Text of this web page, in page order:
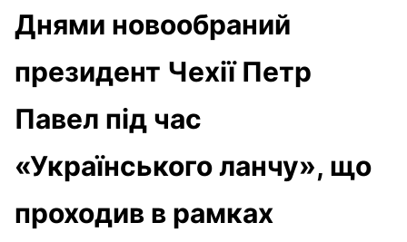
Днями новообраний
президент Чехії Петр
Павел під час
«Українського ланчу», що
проходив в рамках